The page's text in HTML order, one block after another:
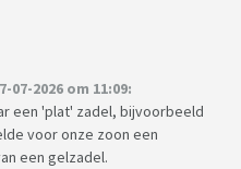
2026 om 11:09:
een 'plat' zadel, bijvoorbeeld
voor onze zoon een
een gelzadel.